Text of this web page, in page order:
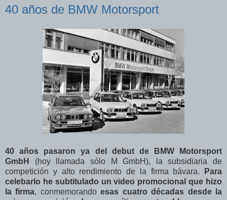
40 años de BMW Motorsport
40 años pasaron ya del debut de BMW Motorsport
GmbH
(hoy llamada sólo M GmbH), la subsidiaria de
competición y alto rendimiento de la firma bávara.
Para
celebarlo he subtitulado un video promocional que hizo
la firma, conmemorandoesas cuatro décadas desde la